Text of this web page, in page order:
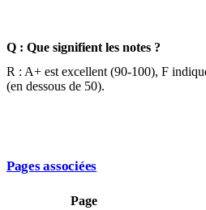
Q : Que signifient les notes ?
R : A+ est excellent (90-100), F
(en dessous de 50).
Pages associées
Page